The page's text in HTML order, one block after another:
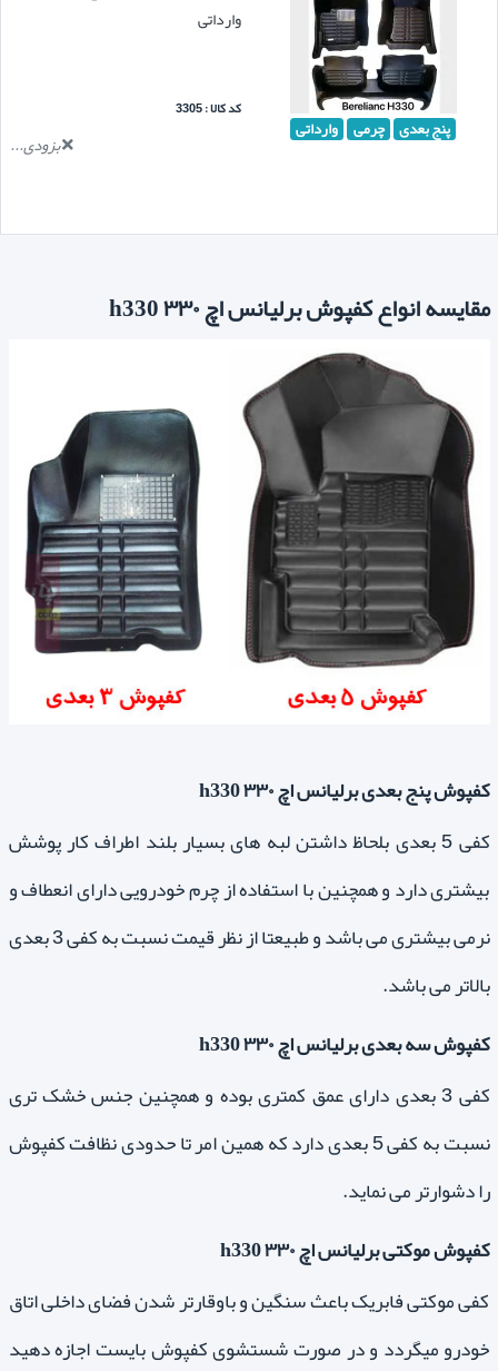
پنج بعدی چرمی وارداتی
وارداتی
کد کالا : 3305
بزودی...
مقایسه انواع کفپوش برلیانس اچ ۳۳۰ h330
کفپوش پنج بعدی برلیانس اچ ۳۳۰ h330
کفی 5 بعدی بلحاظ داشتن لبه های بسیار بلند اطراف کار پوشش
بیشتری دارد و همچنین با استفاده از چرم خودرویی دارای انعطاف و
نرمی بیشتری می باشد و طبیعتا از نظر قیمت نسبت به کفی 3 بعدی
بالاتر می باشد.
کفپوش سه بعدی برلیانس اچ ۳۳۰ h330
کفی 3 بعدی دارای عمق کمتری بوده و همچنین جنس خشک تری
نسبت به کفی 5 بعدی دارد که همین امر تا حدودی نظافت کفپوش
را دشوارتر می نماید.
کفپوش موکتی برلیانس اچ ۳۳۰ h330
کفی موکتی فابریک باعث سنگین و باوقارتر شدن فضای داخلی اتاق
خودرو میگردد و در صورت شستشوی کفپوش بایست اجازه دهید